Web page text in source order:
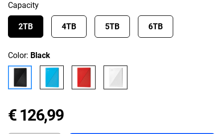
Capacity
2TB 4TB 5TB 6TB
Color: Black
€ 126,99Price € 126,99